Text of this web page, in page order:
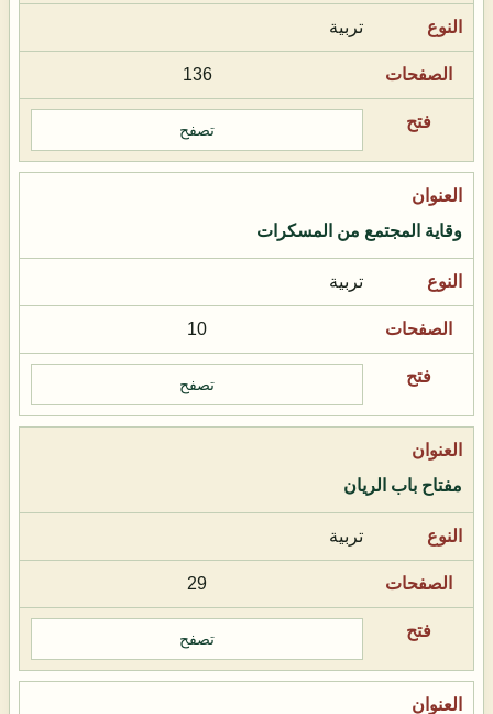
تربية
136
تصفح
وقاية المجتمع من المسكرات
تربية
10
تصفح
مفتاح باب الريان
تربية
29
تصفح